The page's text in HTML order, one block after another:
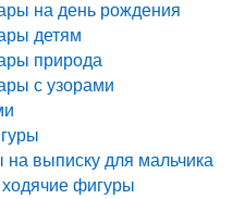
на день рождения
детям
природа
с узорами
выписку для мальчика
фигуры